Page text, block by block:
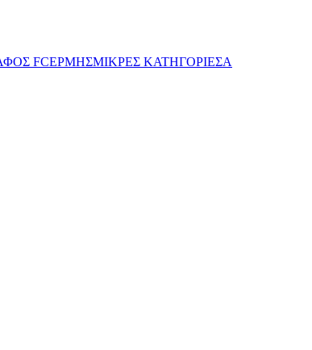
FCΕΡΜΗΣΜΙΚΡΕΣ ΚΑΤΗΓΟΡΙΕΣΑ